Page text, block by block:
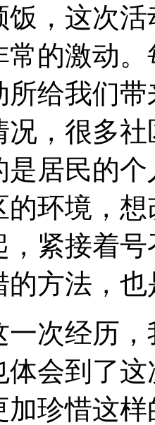
饭，这次
常的激动
所给我们
况，很多
是居民的
的环境，
，紧接着
的方法，
一次经历
体会到了
加珍惜这